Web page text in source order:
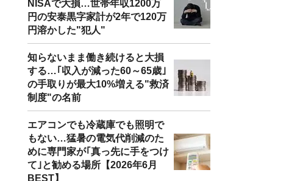
NISAで大損…世帯年収1200万
円の安泰黒字家計が2年で120万
円溶かした"犯人"
知らないまま働き続けると大損
する…｢収入が減った60～65歳｣
の手取りが最大10%増える"救済
制度"の名前
エアコンでも冷蔵庫でも照明で
もない…猛暑の電気代削減のた
めに専門家が｢真っ先に手をつけ
て｣と勧める場所【2026年6月
BEST】